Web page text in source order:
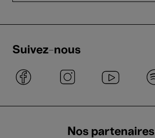
Suivez-nous
Nos partenaires